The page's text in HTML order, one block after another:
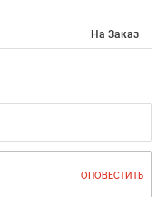
На Заказ
ОПОВЕСТИТЬ